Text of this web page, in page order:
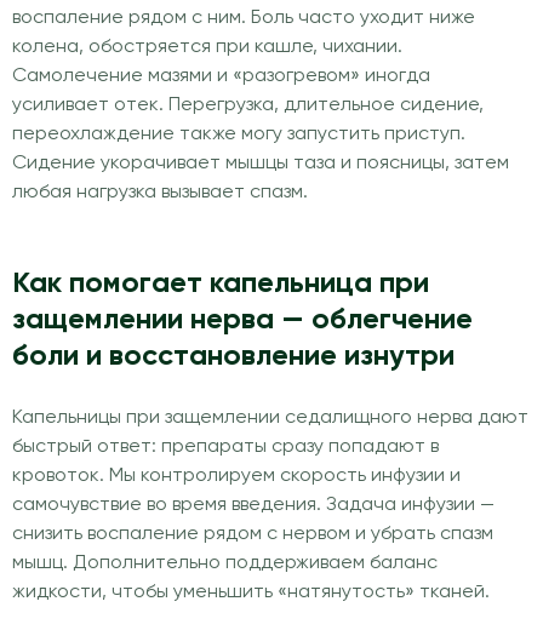
воспаление рядом с ним. Боль часто уходит ниже
колена, обостряется при кашле, чихании.
Самолечение мазями и «разогревом» иногда
усиливает отек. Перегрузка, длительное сидение,
переохлаждение также могу запустить приступ.
Сидение укорачивает мышцы таза и поясницы, затем
любая нагрузка вызывает спазм.
Как помогает капельница при
защемлении нерва — облегчение
боли и восстановление изнутри
Капельницы при защемлении седалищного нерва дают
быстрый ответ: препараты сразу попадают в
кровоток. Мы контролируем скорость инфузии и
самочувствие во время введения. Задача инфузии —
снизить воспаление рядом с нервом и убрать спазм
мышц. Дополнительно поддерживаем баланс
жидкости, чтобы уменьшить «натянутость» тканей.